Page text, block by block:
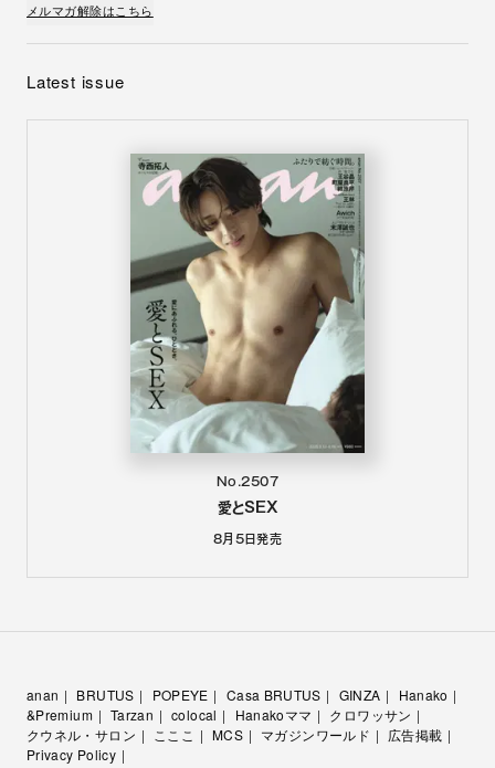
メルマガ解除はこちら
Latest issue
No.2507
愛とSEX
8月5日発売
anan BRUTUS POPEYE Casa BRUTUS GINZA
Hanako
&Premium
Tarzan colocal Hanakoママ
クロワッサン
クウネル・サロン
こここ MCS マガジンワールド
広告掲載
Privacy Policy